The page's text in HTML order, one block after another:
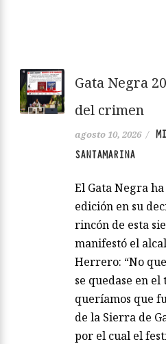
Gata Negra
del crimen
agosto 10, 2026 /
SANTAMARINA
El Gata Negra
edición en su
rincón de esta
manifestó el
Herrero: “No
se quedase en
queríamos que
de la Sierra de
por el cual el